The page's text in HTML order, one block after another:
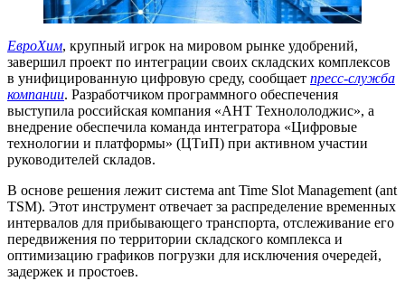
ЕвроХим, крупный игрок на мировом рынке удобрений,
завершил проект по интеграции своих складских комплексов
в унифицированную цифровую среду, сообщает пресс-служба
компании. Разработчиком программного обеспечения
выступила российская компания «АНТ Технололоджис», а
внедрение обеспечила команда интегратора «Цифровые
технологии и платформы» (ЦТиП) при активном участии
руководителей складов.
В основе решения лежит система ant Time Slot Management (ant
TSM). Этот инструмент отвечает за распределение временных
интервалов для прибывающего транспорта, отслеживание его
передвижения по территории складского комплекса и
оптимизацию графиков погрузки для исключения очередей,
задержек и простоев.